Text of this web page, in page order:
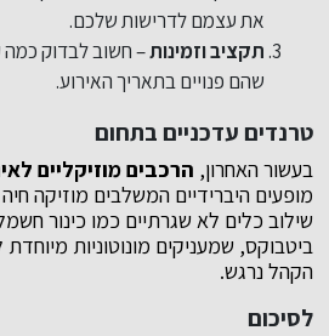
את עצמם לדרישות שלכם.
תקציב וזמינות– חשוב לבדוק כמה
שהם פנויים בתאריך האירוע.
טרנדים עדכניים בתחום
בעשור האחרון, הרכבים מוזיקליים
שילוב כלים לא שגרתיים כמו כינור
ביטבוקס, שמעניקים מונוטוניות
הקהל נרגש.
לסיכום